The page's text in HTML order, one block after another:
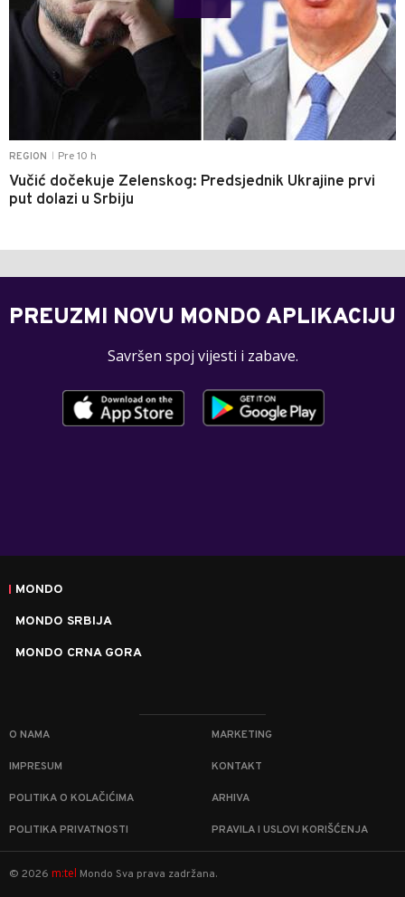
REGION Pre 10 h
Vučić dočekuje Zelenskog: Predsjednik Ukrajine prvi
put dolazi u Srbiju
PREUZMI NOVU MONDO APLIKACIJU
Savršen spoj vijesti i zabave.
MONDO
MONDO SRBIJA
MONDO CRNA GORA
O NAMA MARKETING
IMPRESUM KONTAKT
POLITIKA O KOLAČIĆIMA ARHIVA
POLITIKA PRIVATNOSTI PRAVILA I USLOVI KORIŠĆENJA
© 2026 m:tel Mondo Sva prava zadržana.